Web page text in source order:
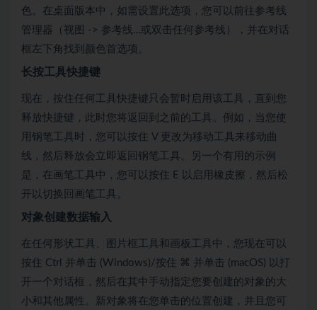
色。在桌面版本中，如需设置此选项，您可以前往参考线
管理器（视图 -> 参考线…或双击任何参考线），并在对话
框左下角找到颜色首选项。
长按工具快捷键
现在，按住任何工具快捷键只会暂时启用该工具，直到您
释放快捷键，此时您将返回到之前的工具。例如，当您使
用钢笔工具时，您可以按住 V 更改为移动工具来移动曲
线，然后释放会立即返回钢笔工具。另一个有用的示例
是，在画笔工具中，您可以按住 E 以启用橡皮擦，然后松
开以切换回画笔工具。
对象创建数据输入
在任何形状工具、图片框工具和画板工具中，您现在可以
按住 Ctrl 并单击 (Windows)/按住 ⌘ 并单击 (macOS) 以打
开一个对话框，然后在其中手动指定您要创建的对象的大
小和其他属性。新对象将在您单击的位置创建，并且您可